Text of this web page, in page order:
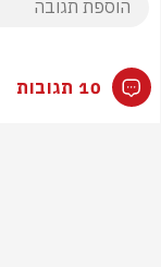
10 תגובות